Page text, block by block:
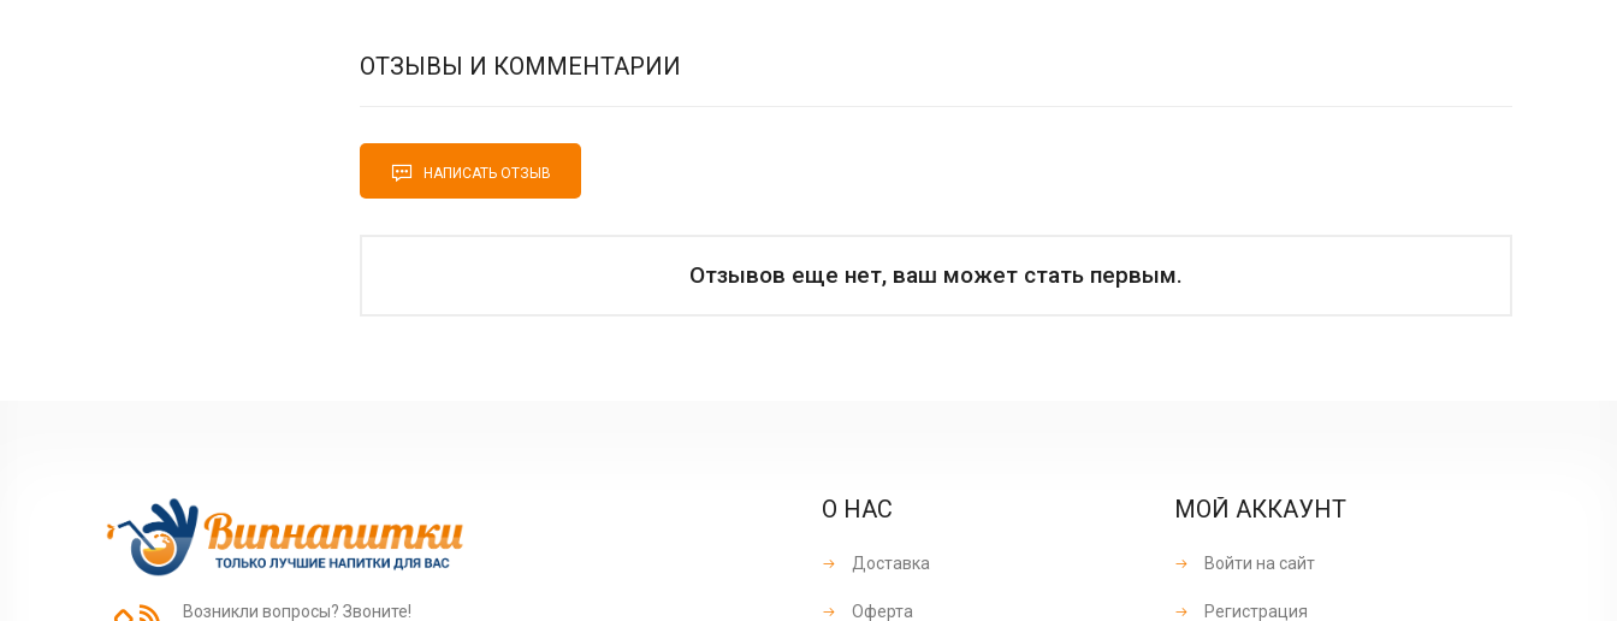
ОТЗЫВЫ И КОММЕНТАРИИ
НАПИСАТЬ ОТЗЫВ
Отзывов еще нет, ваш может стать первым.
Возникли вопросы? Звоните!
О НАС
Доставка
Оферта
МОЙ АККАУНТ
Войти на сайт
Регистрация